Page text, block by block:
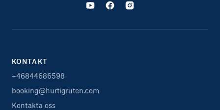
KONTAKT
+46844686598
booking@hurtigruten.com
Kontakta oss